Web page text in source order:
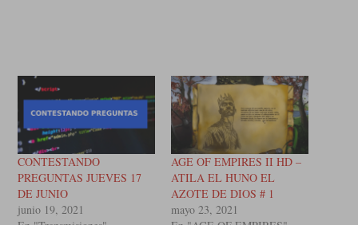
CONTESTANDO
PREGUNTAS JUEVES 17
DE JUNIO
junio 19, 2021
AGE OF EMPIRES II HD –
ATILA EL HUNO EL
AZOTE DE DIOS # 1
mayo 23, 2021